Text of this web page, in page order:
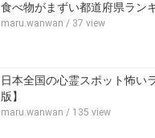
食べ物がまずい都道府県ラン
maru.wanwan / 37 view
日本全国の心霊スポット怖い
版】
maru.wanwan / 135 view